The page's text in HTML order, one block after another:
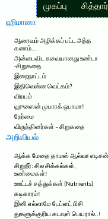
முகப்பு
ஹிமானா
ஆணவம் அழிக்கப் பட்ட அந்த
கணம்….
அன்பைவிட சுவையானது உண்டா
-சிறுகதை
இறைநாட்டம்
இதிலென்ன வெட்கம்?
விரயம்
ஹுஸைன் முபாரக் ஒபாமா!
நேர்மை
விருந்தினர்கள் – சிறுகதை
அறிவியல்
ஆக்க மேதை தாமஸ் ஆல்வா எடிசன்
சிறுநீர்: சில சிக்கல்கள்,
உண்மைகள்!
ஊட்டச் சத்துக்கள் (Nutrients)
கடிகாரம்!
இனி எல்லாமே டேப்ளட் பிசி
துகளுக்குரிய கடவுள் பெயரால்..!